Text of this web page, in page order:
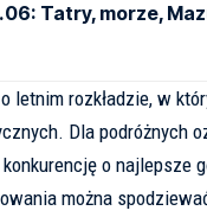
Tatry, morze,
letnim rozkładzie, w
Dla podróżnych
o najlepsze
można